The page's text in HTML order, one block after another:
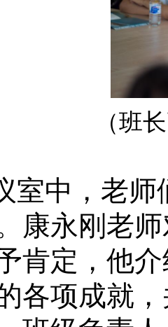
（班
室中，老
康永刚老
肯定，他
各项成就